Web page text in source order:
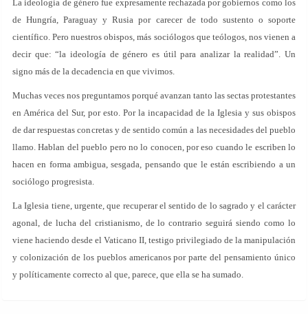
La ideología de género fue expresamente rechazada por gobiernos como los
de Hungría, Paraguay y Rusia por carecer de todo sustento o soporte
científico. Pero nuestros obispos, más sociólogos que teólogos, nos vienen a
decir que: “la ideología de género es útil para analizar la realidad”. Un
signo más de la decadencia en que vivimos.
Muchas veces nos preguntamos porqué avanzan tanto las sectas protestantes
en América del Sur, por esto. Por la incapacidad de la Iglesia y sus obispos
de dar respuestas concretas y de sentido común a las necesidades del pueblo
llamo. Hablan del pueblo pero no lo conocen, por eso cuando le escriben lo
hacen en forma ambigua, sesgada, pensando que le están escribiendo a un
sociólogo progresista.
La Iglesia tiene, urgente, que recuperar el sentido de lo sagrado y el carácter
agonal, de lucha del cristianismo, de lo contrario seguirá siendo como lo
viene haciendo desde el Vaticano II, testigo privilegiado de la manipulación
y colonización de los pueblos americanos por parte del pensamiento único
y políticamente correcto al que, parece, que ella se ha sumado.